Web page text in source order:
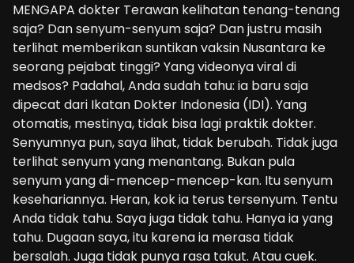
MENGAPA dokter Terawan kelihatan tenang-tenang
saja? Dan senyum-senyum saja? Dan justru masih
terlihat memberikan suntikan vaksin Nusantara ke
seorang pejabat tinggi? Yang videonya viral di
medsos? Padahal, Anda sudah tahu: ia baru saja
dipecat dari Ikatan Dokter Indonesia (IDI). Yang
otomatis, mestinya, tidak bisa lagi praktik dokter.
Senyumnya pun, saya lihat, tidak berubah. Tidak juga
terlihat senyum yang menantang. Bukan pula
senyum yang di-mencep-mencep-kan. Itu senyum
kesehariannya. Heran, kok ia terus tersenyum. Tentu
Anda tidak tahu. Saya juga tidak tahu. Hanya ia yang
tahu. Dugaan saya, itu karena ia merasa tidak
bersalah. Juga tidak punya rasa takut. Atau cuek.